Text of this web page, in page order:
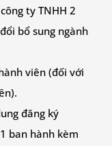
ty TNHH 2
bổ sung ngành
viên (đối với
đăng ký
ban hành kèm